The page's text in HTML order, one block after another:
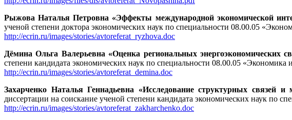
Рыжова Наталья Петровна «Эффекты международной экономической
ученой степени доктора экономических наук по специальности 08.00.05
http://ecrin.ru/images/stories/avtoreferat_ryzhova.doc
Дёмина Ольга Валерьевна «Оценка региональных энергоэкономических
степени кандидата экономических наук по специальности 08.00.05
http://ecrin.ru/images/stories/avtoreferat_demina.doc
Захарченко Наталья Геннадьевна «Исследование структурных
диссертации на соискание ученой степени кандидата экономических наук
http://ecrin.ru/images/stories/avtoreferat_zakharchenko.doc